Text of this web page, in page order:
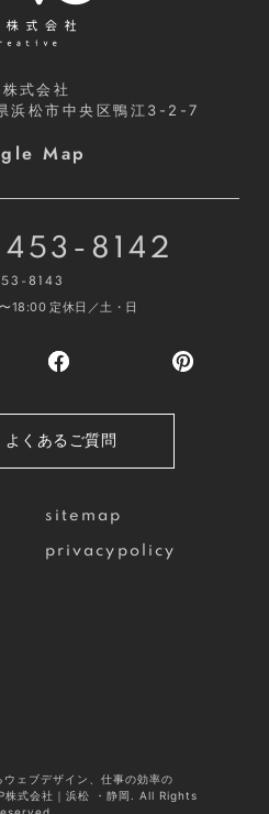
式会社
浜松市中央区鴨江3-2-7
Map
sitemap
privacypolicy
8142
8143
18:00 定休日／土・日
よくあるご質問
ェブデザイン、仕事の効率の
式会社｜浜松 ・静岡. All Rights